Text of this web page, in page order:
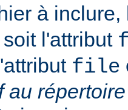
à
l'attribut
file
au